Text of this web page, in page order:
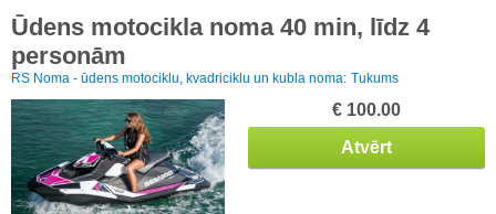
Ūdens motocikla noma 40 min, līdz 4
personām
RS Noma - ūdens motociklu, kvadriciklu un kubla noma: Tukums
€ 100.00
Atvērt